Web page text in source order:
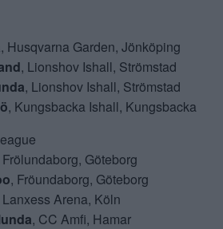
, Husqvarna Garden, Jönköping
, Lionshov Ishall, Strömstad
, Lionshov Ishall, Strömstad
, Kungsbacka Ishall, Kungsbacka
Frölundaborg, Göteborg
, Fröundaborg, Göteborg
Lanxess Arena, Köln
, CC Amfi, Hamar